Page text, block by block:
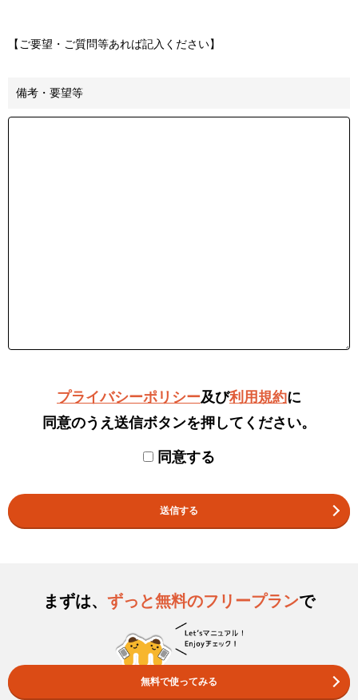
【ご要望・ご質問等あれば記入ください】
備考・要望等
プライバシーポリシー及び利用規約に
同意のうえ送信ボタンを押してください。
同意する
送信する
まずは、 ずっと無料のフリープランで
無料で使ってみる